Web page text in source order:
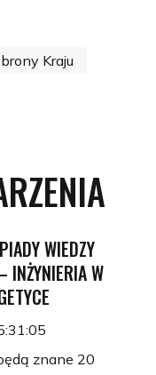
Kraju
WIEDZY
INŻYNIERIA W
znane 20